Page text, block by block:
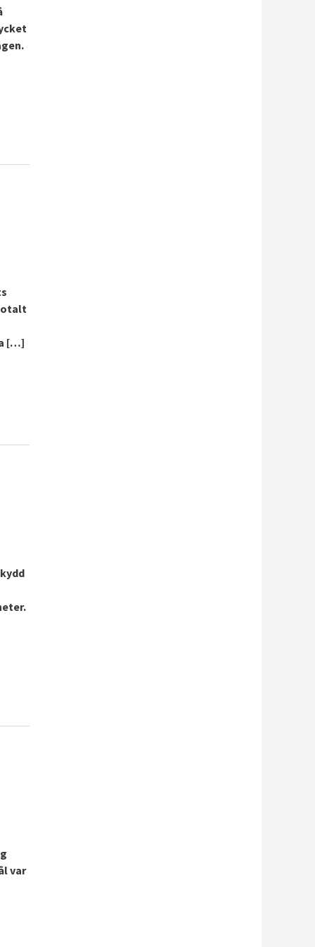
[…]
var